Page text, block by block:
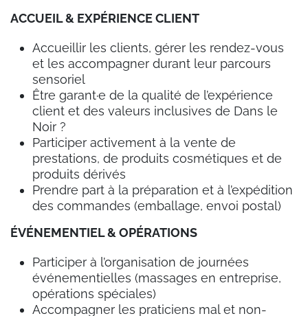
ACCUEIL & EXPÉRIENCE CLIENT
Accueillir les clients, gérer les rendez-vous
et les accompagner durant leur parcours
sensoriel
Être garant·e de la qualité de l’expérience
client et des valeurs inclusives de Dans le
Noir ?
Participer activement à la vente de
prestations, de produits cosmétiques et de
produits dérivés
Prendre part à la préparation et à l’expédition
des commandes (emballage, envoi postal)
ÉVÉNEMENTIEL & OPÉRATIONS
Participer à l’organisation de journées
événementielles (massages en entreprise,
opérations spéciales)
Accompagner les praticiens mal et non-